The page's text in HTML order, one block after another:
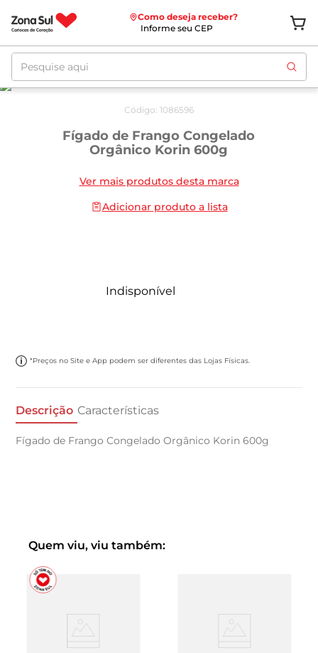
Como deseja receber?
Informe seu CEP
Pesquise aqui
Código: 1086596
Fígado de Frango Congelado
Orgânico Korin 600g
Ver mais produtos desta marca
Adicionar produto a lista
Indisponível
*Preços no Site e App podem ser diferentes das Lojas Físicas.
Descrição Características
Fígado de Frango Congelado Orgânico Korin 600g
Quem viu, viu também: